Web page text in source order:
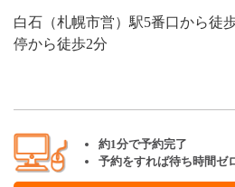
白石（札幌市営）駅5番口から徒
停から徒歩2分
約1分で予約完了
予約をすれば待ち時間ゼ